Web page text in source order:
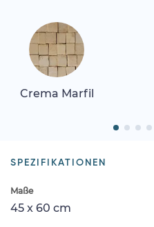
Crema Marfil
SPEZIFIKATIONEN
Maße
45 x 60 cm